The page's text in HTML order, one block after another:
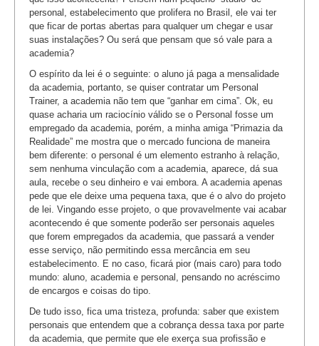
personal, estabelecimento que prolifera no Brasil, ele vai ter
que ficar de portas abertas para qualquer um chegar e usar
suas instalações? Ou será que pensam que só vale para a
academia?
O espírito da lei é o seguinte: o aluno já paga a mensalidade
da academia, portanto, se quiser contratar um Personal
Trainer, a academia não tem que “ganhar em cima”. Ok, eu
quase acharia um raciocínio válido se o Personal fosse um
empregado da academia, porém, a minha amiga “Primazia da
Realidade” me mostra que o mercado funciona de maneira
bem diferente: o personal é um elemento estranho à relação,
sem nenhuma vinculação com a academia, aparece, dá sua
aula, recebe o seu dinheiro e vai embora. A academia apenas
pede que ele deixe uma pequena taxa, que é o alvo do projeto
de lei. Vingando esse projeto, o que provavelmente vai acabar
acontecendo é que somente poderão ser personais aqueles
que forem empregados da academia, que passará a vender
esse serviço, não permitindo essa mercância em seu
estabelecimento. E no caso, ficará pior (mais caro) para todo
mundo: aluno, academia e personal, pensando no acréscimo
de encargos e coisas do tipo.
De tudo isso, fica uma tristeza, profunda: saber que existem
personais que entendem que a cobrança dessa taxa por parte
da academia, que permite que ele exerça sua profissão e